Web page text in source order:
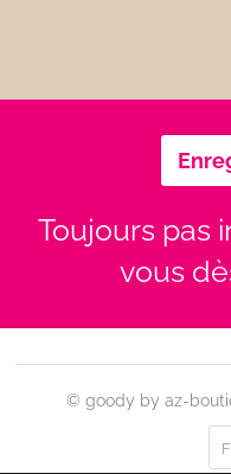
Toujours pas
vous
© goody by az-